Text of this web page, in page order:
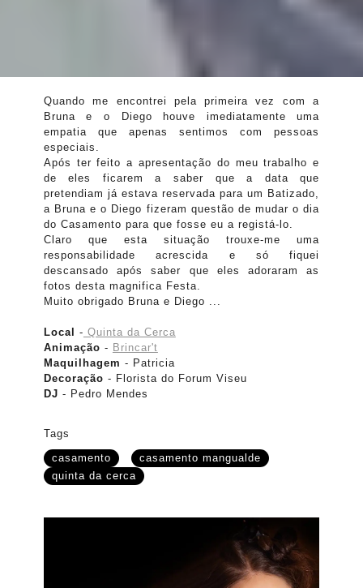
Quando me encontrei pela primeira vez com a
Bruna e o Diego houve imediatamente uma
empatia que apenas sentimos com pessoas
especiais.
Após ter feito a apresentação do meu trabalho e
de eles ficarem a saber que a data que
pretendiam já estava reservada para um Batizado,
a Bruna e o Diego fizeram questão de mudar o dia
do Casamento para que fosse eu a registá-lo.
Claro que esta situação trouxe-me uma
responsabilidade acrescida e só fiquei
descansado após saber que eles adoraram as
fotos desta magnifica Festa.
Muito obrigado Bruna e Diego ...
Local - Quinta da Cerca
Animação - Brincar't
Maquilhagem - Patricia
Decoração - Florista do Forum Viseu
DJ - Pedro Mendes
Tags
casamento
casamento mangualde
quinta da cerca